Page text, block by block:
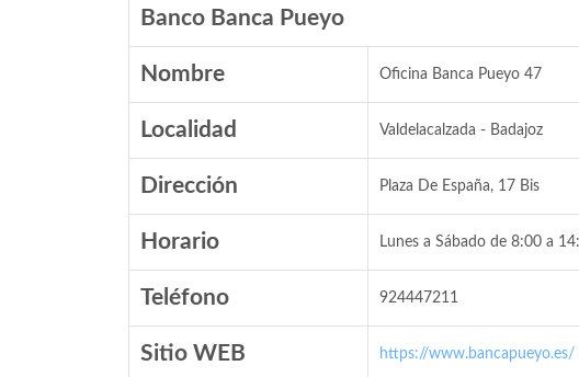
Banco Banca Pueyo
Nombre Oficina Banca Pueyo 47
Localidad Valdelacalzada - Badajoz
Dirección Plaza De España, 17 Bis
Horario Lunes a Sábado de 8:00 a
Teléfono 924447211
Sitio WEB https://www.bancapueyo.es/